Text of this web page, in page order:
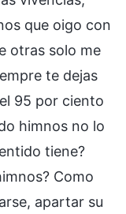
que oigo con
otras solo me
te dejas
95 por ciento
himnos no lo
tiene?
Como
apartar su